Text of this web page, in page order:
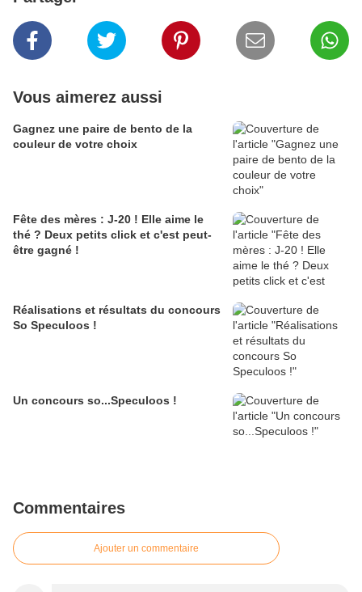
Vous aimerez aussi
Gagnez une paire de bento de la
couleur de votre choix
Fête des mères : J-20 ! Elle aime le
thé ? Deux petits click et c'est peut-
être gagné !
Réalisations et résultats du concours
So Speculoos !
Un concours so...Speculoos !
Commentaires
Ajouter un commentaire